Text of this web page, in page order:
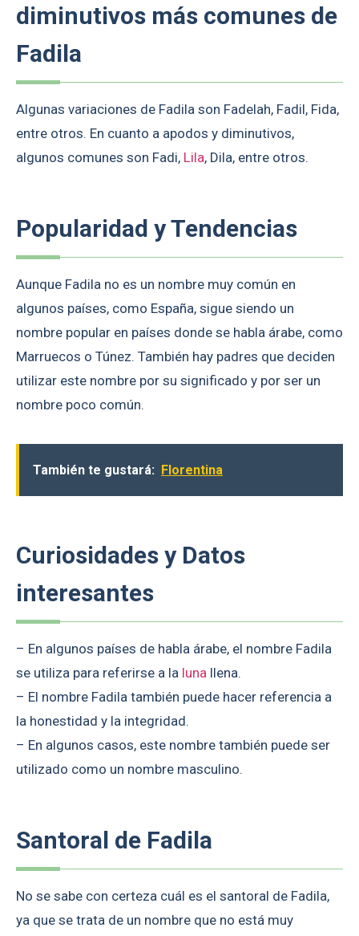
diminutivos más comunes de
Fadila
Algunas variaciones de Fadila son Fadelah, Fadil, Fida,
entre otros. En cuanto a apodos y diminutivos,
algunos comunes son Fadi, Lila, Dila, entre otros.
Popularidad y Tendencias
Aunque Fadila no es un nombre muy común en
algunos países, como España, sigue siendo un
nombre popular en países donde se habla árabe, como
Marruecos o Túnez. También hay padres que deciden
utilizar este nombre por su significado y por ser un
nombre poco común.
También te gustará: Florentina
Curiosidades y Datos
interesantes
– En algunos países de habla árabe, el nombre Fadila
se utiliza para referirse a la luna llena.
– El nombre Fadila también puede hacer referencia a
la honestidad y la integridad.
– En algunos casos, este nombre también puede ser
utilizado como un nombre masculino.
Santoral de Fadila
No se sabe con certeza cuál es el santoral de Fadila,
ya que se trata de un nombre que no está muy